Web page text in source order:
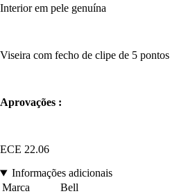
Interior em pele genuína
Viseira com fecho de clipe de 5 pontos
Aprovações :
ECE 22.06
Informações adicionais
Marca
Bell